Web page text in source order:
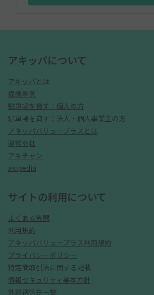
アキッパについて
アキッパとは
提携事例
駐車場を貸す：個人の方
駐車場を貸す：法人・個人事業主の方
アキッパバリュープラスとは
運営会社
アキチャン
akipedia
サイトの利用について
よくある質問
利用規約
アキッパバリュープラス利用規約
プライバシーポリシー
特定商取引法に関する記載
情報セキュリティ基本方針
外部送信先一覧